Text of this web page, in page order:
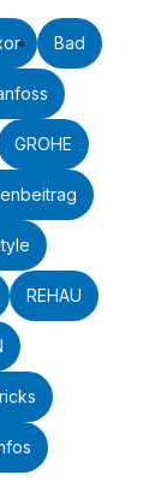
Bad
GROHE
REHAU